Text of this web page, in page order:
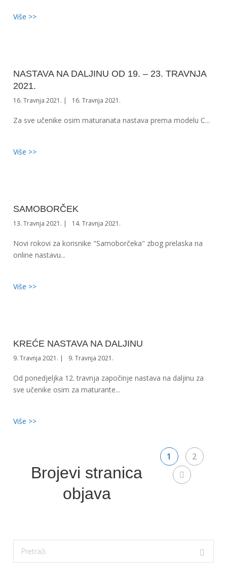
Više >>
NASTAVA NA DALJINU OD 19. – 23. TRAVNJA
2021.
16. Travnja 2021. 16. Travnja 2021.
Za sve učenike osim maturanata nastava prema modelu C...
Više >>
SAMOBORČEK
13. Travnja 2021. 14. Travnja 2021.
Novi rokovi za korisnike "Samoborčeka" zbog prelaska na
online nastavu...
Više >>
KREĆE NASTAVA NA DALJINU
9. Travnja 2021. 9. Travnja 2021.
Od ponedjeljka 12. travnja započinje nastava na daljinu za
sve učenike osim za maturante...
Više >>
Brojevi stranica
objava
1 2